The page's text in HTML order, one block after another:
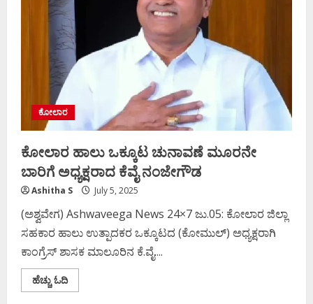
ಬೀದಿಗೆ
ಬಿದ್ದ
ಮಹಿಳೆ
ಕೋಲಾರ
ಕೋಲಾರ ಹಾಲು ಒಕ್ಕೂಟ ಚುನಾವಣೆ ಮೂರನೇ
ಬಾರಿಗೆ ಅಧ್ಯಕ್ಷರಾದ ಕೆವೈ ನಂಜೇಗೌಡ
Ashitha S July 5, 2025
(ಅಶ್ವವೇಗ) Ashwaveega News 24×7 ಜು.05: ಕೋಲಾರ ಜಿಲ್ಲಾ
ಸಹಕಾರ ಹಾಲು ಉತ್ಪಾದಕರ ಒಕ್ಕೂಟದ (ಕೋಮುಲ್‌) ಅಧ್ಯಕ್ಷರಾಗಿ
ಕಾಂಗ್ರೆಸ್‌ ಶಾಸಕ ಮಾಲೂರಿನ ಕೆ.ವೈ....
ಹೆಚ್ಚು ಓದಿRead
more